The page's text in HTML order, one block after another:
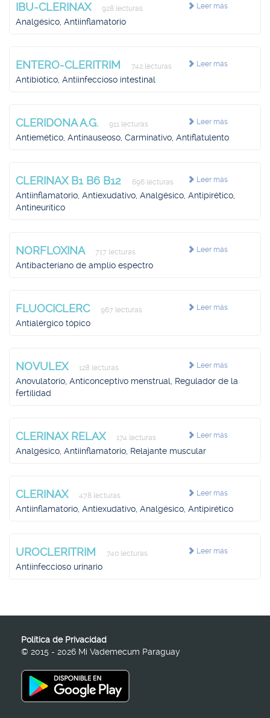
Leer más
IBU-CLERINAX 928 lecturas
Analgésico, Antiinflamatorio
Leer más
ENTERO-CLERITRIM 742 lecturas
Antibiótico, Antiinfeccioso intestinal
Leer más
CLERIDONA A.G. 911 lecturas
Antiemético, Antinauseoso, Carminativo, Antiflatulento
Leer más
CLERINAX B1 B6 B12 696 lecturas
Antiinflamatorio, Antiexudativo, Analgésico, Antipirético,
Antineurítico
Leer más
NORFLOXINA 717 lecturas
Antibacteriano de amplio espectro
Leer más
FLUOCICLERC 967 lecturas
Antialérgico tópico
Leer más
NOVULEX 128 lecturas
Anovulatorio, Anticonceptivo menstrual, Regulador de la
fertilidad
Leer más
CLERINAX RELAX 174 lecturas
Analgésico, Antiinflamatorio, Relajante muscular
Leer más
CLERINAX 478 lecturas
Antiinflamatorio, Antiexudativo, Analgésico, Antipirético
Leer más
UROCLERITRIM 740 lecturas
Antiinfeccioso urinario
Política de Privacidad
© 2015 - 2026 Mi Vademecum Paraguay